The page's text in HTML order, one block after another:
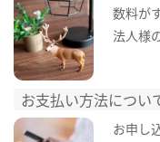
数料が
法人様
お支払い方法につい
お申し